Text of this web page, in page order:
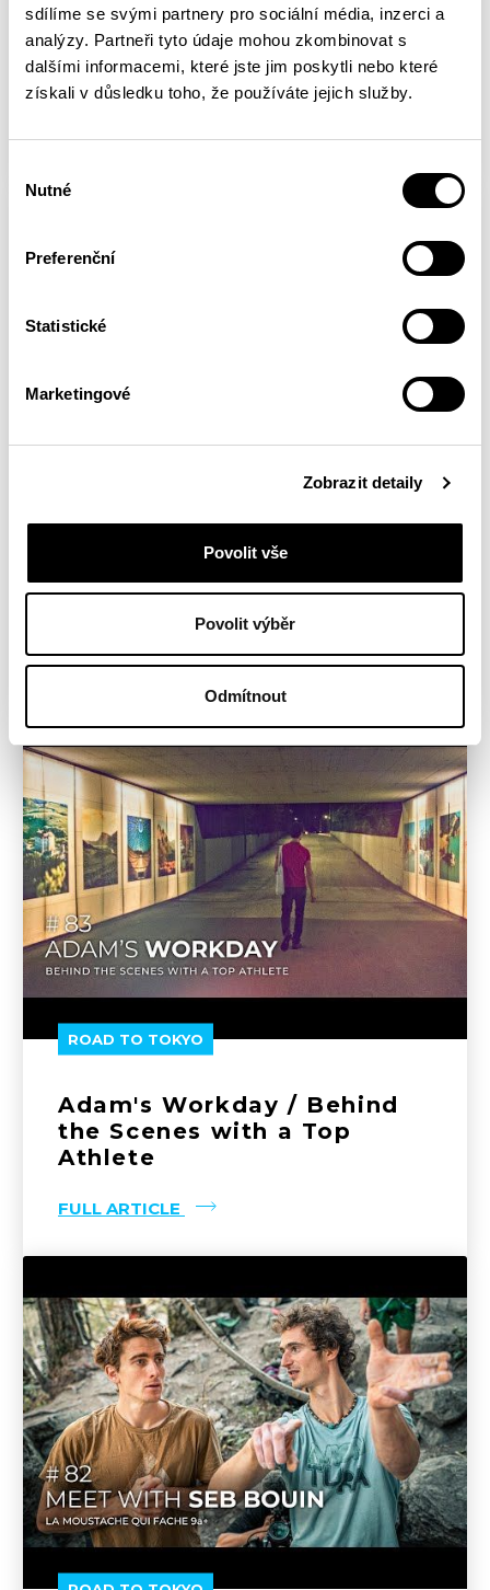
sdílíme se svými partnery pro sociální média, inzerci a
analýzy. Partneři tyto údaje mohou zkombinovat s
dalšími informacemi, které jste jim poskytli nebo které
získali v důsledku toho, že používáte jejich služby.
souhlasu
Nutné
Preferenční
Statistické
Marketingové
Zobrazit detaily
Povolit vše
Povolit výběr
Odmítnout
Hard Choice / Genezis 8b+
On-sight
Kneebar - The Downgrader
FULL ARTICLE
ROAD TO TOKYO
Adam's Workday / Behind
the Scenes with a Top
Athlete
FULL ARTICLE